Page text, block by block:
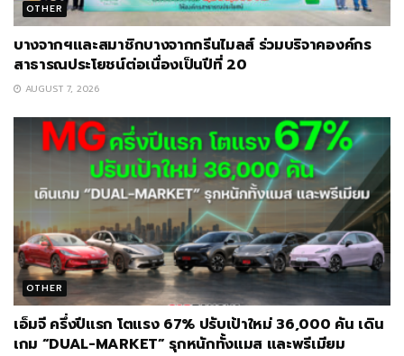
OTHER
บางจากฯและสมาชิกบางจากกรีนไมลส์ ร่วมบริจาคองค์กร
สาธารณประโยชน์ต่อเนื่องเป็นปีที่ 20
AUGUST 7, 2026
OTHER
เอ็มจี ครึ่งปีแรก โตแรง 67% ปรับเป้าใหม่ 36,000 คัน เดิน
เกม “DUAL-MARKET” รุกหนักทั้งแมส และพรีเมียม